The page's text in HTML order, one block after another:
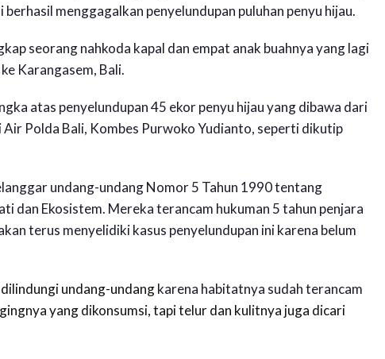
berhasil menggagalkan penyelundupan puluhan penyu hijau.
seorang nahkoda kapal dan empat anak buahnya yang lagi
Karangasem, Bali.
atas penyelundupan 45 ekor penyu hijau yang dibawa dari
Polda Bali, Kombes Purwoko Yudianto, seperti dikutip
undang-undang Nomor 5 Tahun 1990 tentang
dan Ekosistem. Mereka terancam hukuman 5 tahun penjara
terus menyelidiki kasus penyelundupan ini karena belum
undang-undangkarena habitatnya sudah terancam
yang dikonsumsi, tapi telur dan kulitnya juga dicari